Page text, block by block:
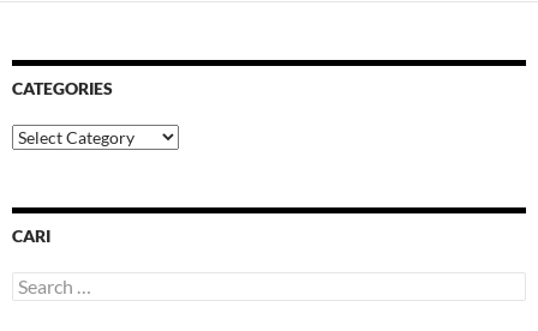
CATEGORIES
Categories
CARI
Search
for: